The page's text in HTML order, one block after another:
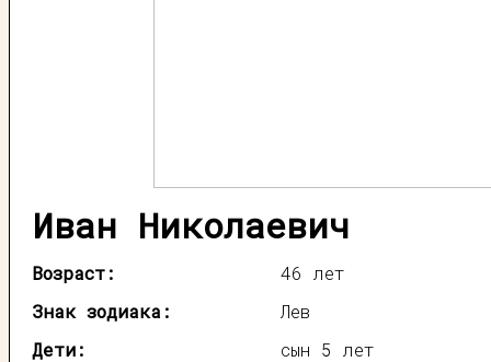
Иван Николаевич
Возраст:
46 лет
Знак зодиака:
Лев
Дети:
сын 5 лет